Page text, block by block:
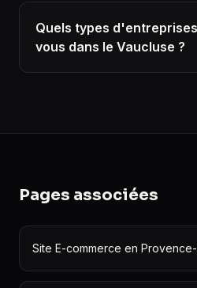
Quels types
vous dans le Vaucluse ?
Pages associées
Site E-commerce en